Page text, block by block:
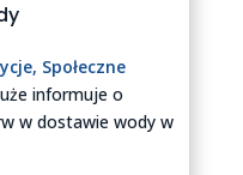
, Społeczne
informuje o
w dostawie wody w